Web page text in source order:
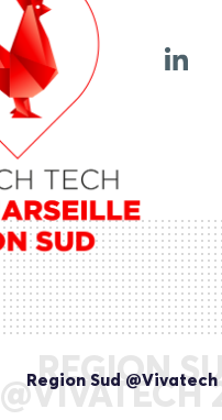
REGION
@VIVATECH
Region Sud @Vivatech